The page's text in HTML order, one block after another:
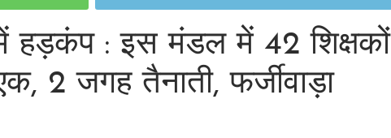
में हड़कंप : इस मंडल में 42 शिक्षकों
2 जगह तैनाती, फर्जीवाड़ा